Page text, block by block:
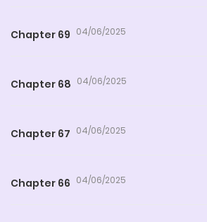
Chapter 69 04/06/2025
Chapter 68 04/06/2025
Chapter 67 04/06/2025
Chapter 66 04/06/2025